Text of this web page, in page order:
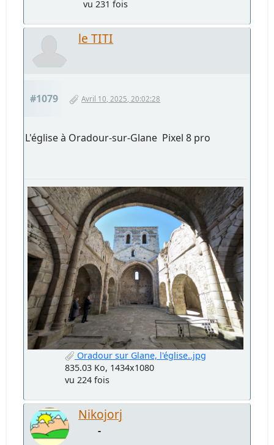
vu 231 fois
le TITI
#1079 Avril 10, 2025, 20:02:28
L'église à Oradour-sur-Glane Pixel 8 pro
Oradour sur Glane, l'église..jpg
835.03 Ko, 1434x1080
vu 224 fois
Nikojorj
-